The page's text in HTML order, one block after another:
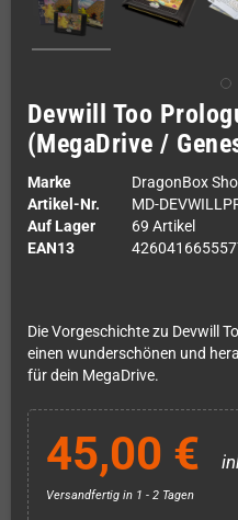
Devwill Too
(MegaDrive /
Marke
DragonBox
Artikel-Nr.
MD-
Auf Lager
69 Artikel
EAN13
Die Vorgeschichte zu Devwill
einen wunderschönen und
für dein MegaDrive.
45,00 €
Versandfertig in 1 - 2 Tagen